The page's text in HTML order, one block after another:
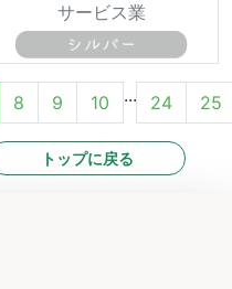
サービス業
8 9 10 ... 24 25
トップに戻る